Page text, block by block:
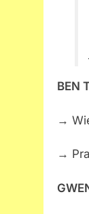
BEN
→
→